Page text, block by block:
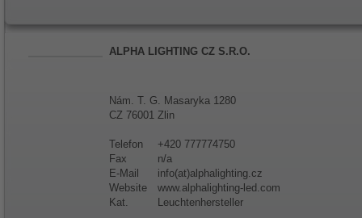
ALPHA LIGHTING CZ S.R.O.
Nám. T. G. Masaryka 1280
CZ 76001 Zlin
Telefon
+420 777774750
Fax
n/a
E-Mail
info(at)alphalighting.cz
Website
www.alphalighting-led.com
Kat.
Leuchtenhersteller